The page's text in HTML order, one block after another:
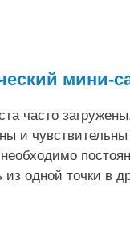
часто
и
из одной точки в